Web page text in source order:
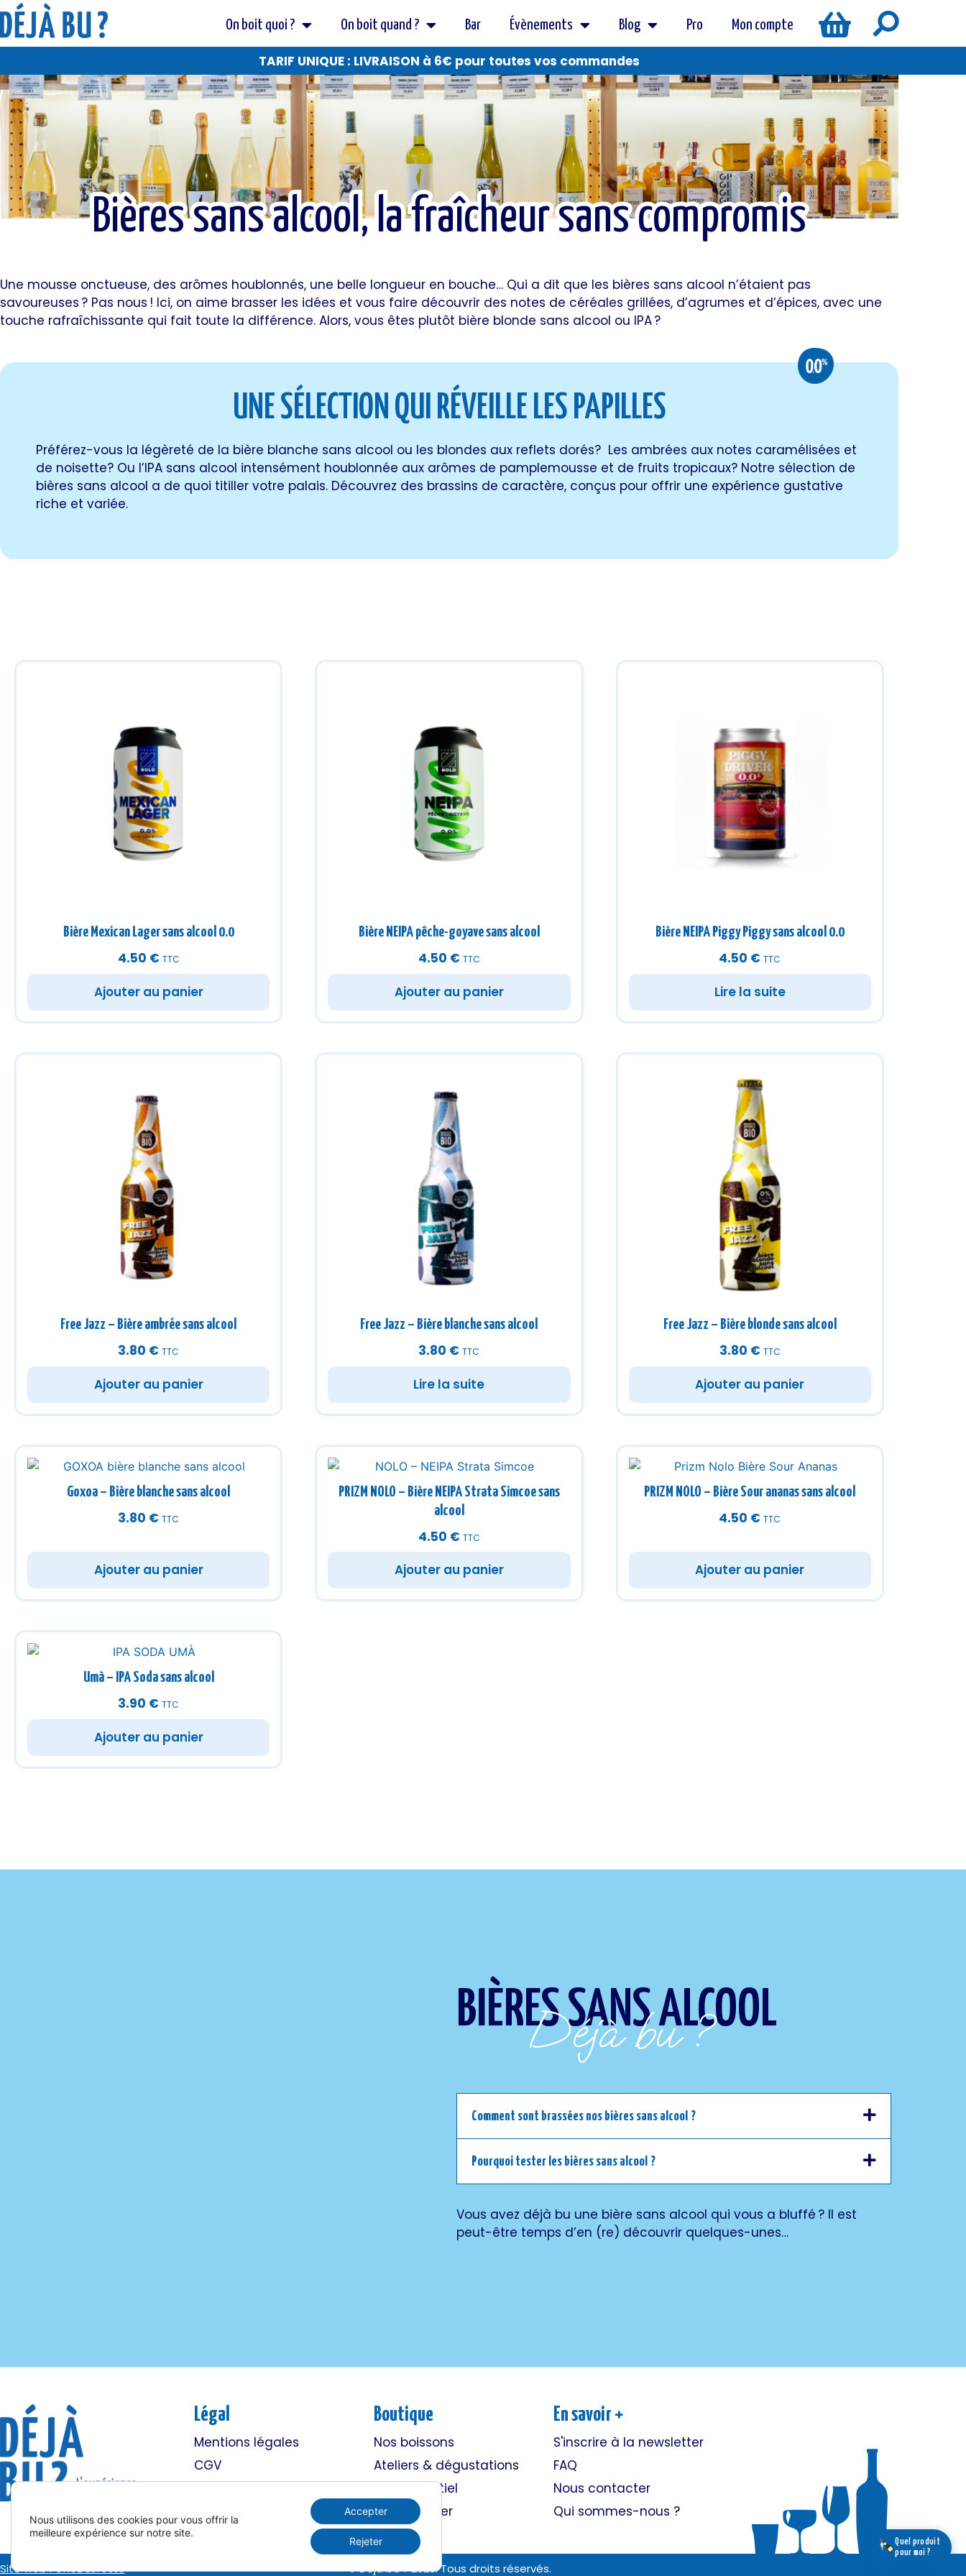
On boit quoi ? On boit quand ? Bar Évènements Blog Pro Mon compte
TARIF UNIQUE : LIVRAISON à 6€ pour toutes vos commandes
Bières sans alcool, la fraîcheur sans compromis
Bières sans alcool, la fraîcheur sans compromis
Une mousse onctueuse, des arômes houblonnés, une belle longueur en bouche… Qui a dit que les bières sans alcool n’étaient pas
savoureuses ? Pas nous ! Ici, on aime brasser les idées et vous faire découvrir des notes de céréales grillées, d’agrumes et d’épices, avec une
touche rafraîchissante qui fait toute la différence. Alors, vous êtes plutôt bière blonde sans alcool ou IPA?
UNE SÉLECTION QUI RÉVEILLE LES PAPILLES
Préférez-vous la légèreté de la bière blanche sans alcool ou les blondes aux reflets dorés? Les ambrées aux notes caramélisées et
de noisette? Ou l’IPA sans alcool intensément houblonnée aux arômes de pamplemousse et de fruits tropicaux? Notre sélection de
bières sans alcool a de quoi titiller votre palais. Découvrez des brassins de caractère, conçus pour offrir une expérience gustative
riche et variée.
Bière Mexican Lager sans alcool 0.0
4.50 € TTC
Ajouter au panier
Bière NEIPA pêche-goyave sans alcool
4.50 € TTC
Ajouter au panier
Bière NEIPA Piggy Piggy sans alcool 0.0
4.50 € TTC
Lire la suite
Free Jazz – Bière ambrée sans alcool
3.80 € TTC
Ajouter au panier
Free Jazz – Bière blanche sans alcool
3.80 € TTC
Lire la suite
Free Jazz – Bière blonde sans alcool
3.80 € TTC
Ajouter au panier
Goxoa – Bière blanche sans alcool
3.80 € TTC
Ajouter au panier
PRIZM NOLO – Bière NEIPA Strata Simcoe sans
alcool
4.50 € TTC
Ajouter au panier
PRIZM NOLO – Bière Sour ananas sans alcool
4.50 € TTC
Ajouter au panier
Umà – IPA Soda sans alcool
3.90 € TTC
Ajouter au panier
BIÈRES SANS ALCOOL
Déjà bu ?
Comment sont brassées nos bières sans alcool ?
Pourquoi tester les bières sans alcool ?
Vous avez déjà bu une bière sans alcool qui vous a bluffé ? Il est
peut-être temps d’en (re) découvrir quelques-unes…
Légal
Mentions légales
CGV
de remboursement
Boutique
Nos boissons
Ateliers & dégustations
Evènementiel
Nous trouver
En savoir +
S'inscrire à la newsletter
FAQ
Nous contacter
Qui sommes-nous ?
Site web : Chez Lorette © Déjà bu ? 2026. Tous droits réservés.
Nous utilisons des cookies pour vous offrir la
meilleure expérience sur notre site.
Accepter
Rejeter
Quel produit
pour moi ?